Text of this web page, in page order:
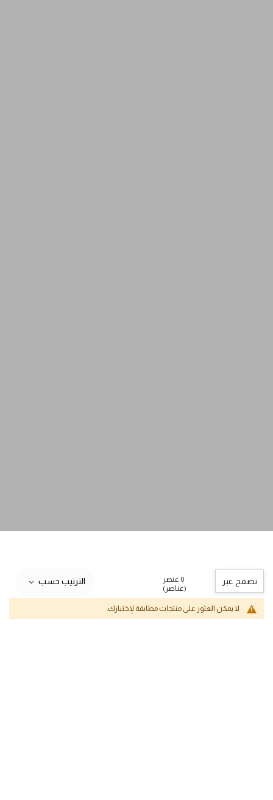
تصفح عبر
0 عنصر
(عناصر)
الترتيب حسب
لا يمكن العثور على منتجات مطابقة لإختيارك.